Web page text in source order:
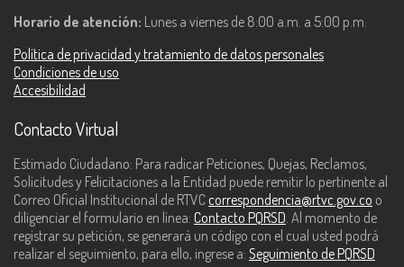
Horario de atención: Lunes a viernes de 8:00 a.m. a 5:00 p.m.
Política de privacidad y tratamiento de datos personales
Condiciones de uso
Accesibilidad
Contacto Virtual
Estimado Ciudadano: Para radicar Peticiones, Quejas, Reclamos,
Solicitudes y Felicitaciones a la Entidad puede remitir lo pertinente al
Correo Oficial Institucional de RTVC correspondencia@rtvc.gov.co o
diligenciar el formulario en línea: Contacto PQRSD. Al momento de
registrar su petición, se generará un código con el cual usted podrá
realizar el seguimiento, para ello, ingrese a: Seguimiento de PQRSD